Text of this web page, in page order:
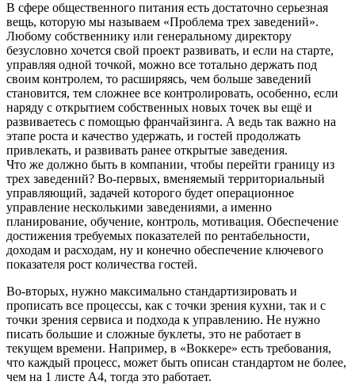
В сфере общественного питания есть достаточно серьезная
вещь, которую мы называем «Проблема трех заведений».
Любому собственнику или генеральному директору
безусловно хочется свой проект развивать, и если на старте,
управляя одной точкой, можно все тотально держать под
своим контролем, то расширяясь, чем больше заведений
становится, тем сложнее все контролировать, особенно, если
наряду с открытием собственных новых точек вы ещё и
развиваетесь с помощью франчайзинга. А ведь так важно на
этапе роста и качество удержать, и гостей продолжать
привлекать, и развивать ранее открытые заведения.
Что же должно быть в компании, чтобы перейти границу из
трех заведений? Во-первых, вменяемый территориальный
управляющий, задачей которого будет операционное
управление несколькими заведениями, а именно
планирование, обучение, контроль, мотивация. Обеспечение
достижения требуемых показателей по рентабельности,
доходам и расходам, ну и конечно обеспечение ключевого
показателя рост количества гостей.
Во-вторых, нужно максимально стандартизировать и
прописать все процессы, как с точки зрения кухни, так и с
точки зрения сервиса и подхода к управлению. Не нужно
писать большие и сложные буклеты, это не работает в
текущем времени. Например, в «Воккере» есть требования,
что каждый процесс, может быть описан стандартом не более,
чем на 1 листе А4, тогда это работает.